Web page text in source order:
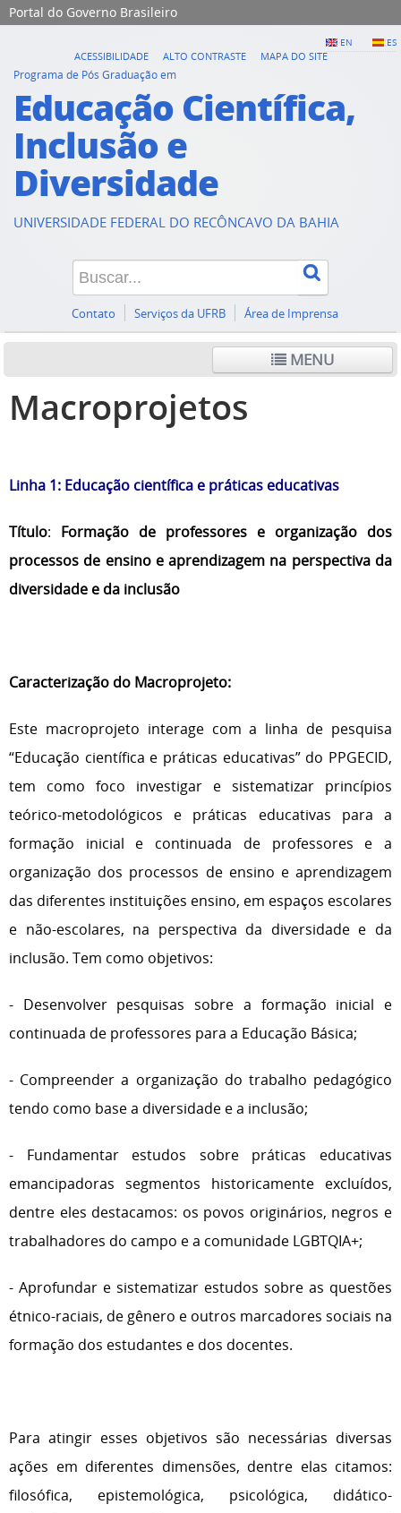
Portal do Governo Brasileiro
EN ES
ACESSIBILIDADE ALTO CONTRASTE
MAPA DO SITE
Programa de Pós Graduação em
Educação Científica,
Inclusão e
Diversidade
UNIVERSIDADE FEDERAL DO RECÔNCAVO DA BAHIA
Contato Serviços da UFRB Área de Imprensa
MENU
Macroprojetos
Linha 1: Educação científica e práticas educativas
Título: Formação de professores e organização dos
processos de ensino e aprendizagem na perspectiva da
diversidade e da inclusão
Caracterização do Macroprojeto:
Este macroprojeto interage com a linha de pesquisa
“Educação científica e práticas educativas” do PPGECID,
tem como foco investigar e sistematizar princípios
teórico-metodológicos e práticas educativas para a
formação inicial e continuada de professores e a
organização dos processos de ensino e aprendizagem
das diferentes instituições ensino, em espaços escolares
e não-escolares, na perspectiva da diversidade e da
inclusão. Tem como objetivos:
- Desenvolver pesquisas sobre a formação inicial e
continuada de professores para a Educação Básica;
- Compreender a organização do trabalho pedagógico
tendo como base a diversidade e a inclusão;
- Fundamentar estudos sobre práticas educativas
emancipadoras segmentos historicamente excluídos,
dentre eles destacamos: os povos originários, negros e
trabalhadores do campo e a comunidade LGBTQIA+;
- Aprofundar e sistematizar estudos sobre as questões
étnico-raciais, de gênero e outros marcadores sociais na
formação dos estudantes e dos docentes.
Para atingir esses objetivos são necessárias diversas
ações em diferentes dimensões, dentre elas citamos:
filosófica, epistemológica, psicológica, didático-